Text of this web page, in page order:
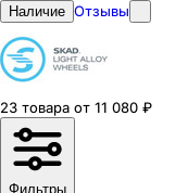
Наличие Отзывы
23 товара от 11 080 ₽
Фильтры